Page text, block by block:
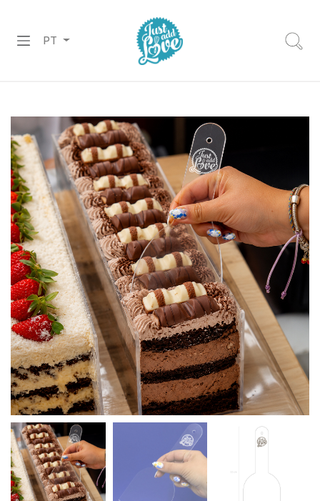
RECHEIOS
&
COBERTURAS
CHOCOLATES
DECORAÇÕES
PASTA
DE
AÇÚCAR
CORANTES
PRODUTOS
COMPLEMENTARES
VELAS
UTENSÍLIOS
PACKAGING
TOPPERS
PT